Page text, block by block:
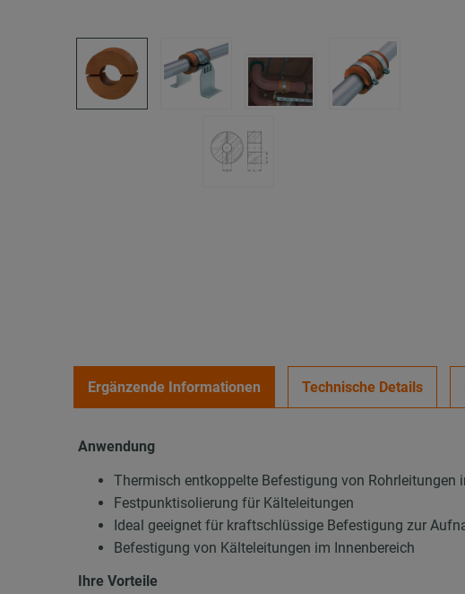
Ergänzende Informationen Technische Details
Anwendung
Thermisch entkoppelte Befestigung von Rohrleitungen
Festpunktisolierung für Kälteleitungen
Ideal geeignet für kraftschlüssige Befestigung zur
Befestigung von Kälteleitungen im Innenbereich
Ihre Vorteile